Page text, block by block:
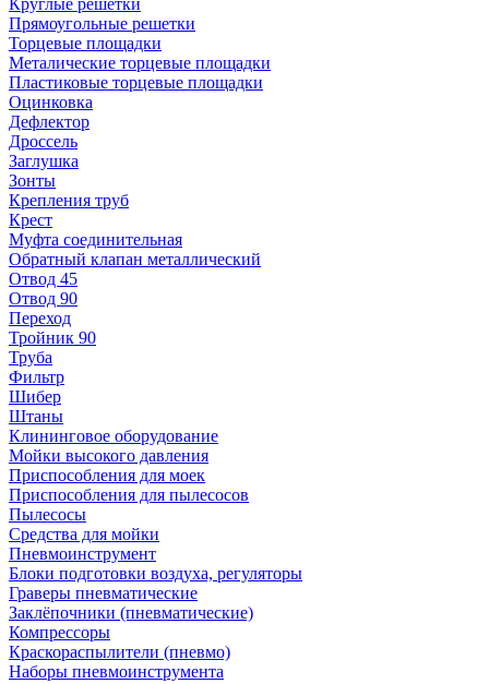
Круглые решетки
Прямоугольные решетки
Торцевые площадки
Металические торцевые площадки
Пластиковые торцевые площадки
Оцинковка
Дефлектор
Дроссель
Заглушка
Зонты
Крепления труб
Крест
Муфта соединительная
Обратный клапан металлический
Отвод 45
Отвод 90
Переход
Тройник 90
Труба
Фильтр
Шибер
Штаны
Клининговое оборудование
Мойки высокого давления
Приспособления для моек
Приспособления для пылесосов
Пылесосы
Средства для мойки
Пневмоинструмент
Блоки подготовки воздуха, регуляторы
Граверы пневматические
Заклёпочники (пневматические)
Компрессоры
Краскораспылители (пневмо)
Наборы пневмоинструмента